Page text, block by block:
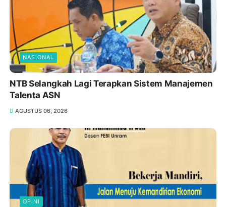
NASIONAL
NTB Selangkah Lagi Terapkan Sistem Manajemen
Talenta ASN
AGUSTUS 06, 2026
OPINI